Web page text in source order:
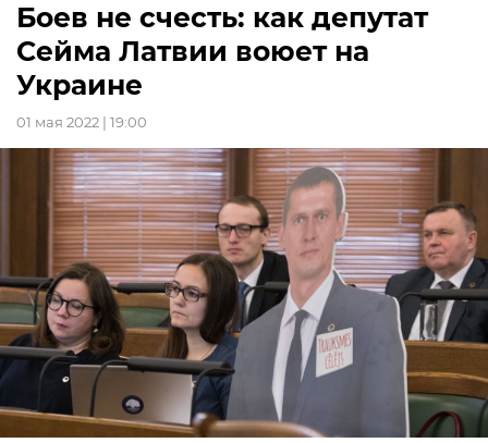
Боев не счесть: как депутат
Сейма Латвии воюет на
Украине
01 мая 2022 | 19:00